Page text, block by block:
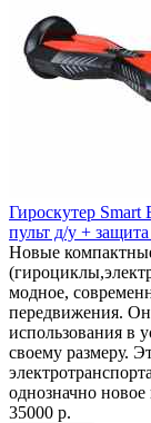
Гироскутер
пульт д/у +
Новые
модное,
передвижения. Он
использования в
своему размеру.
однозначно новое
35000 р.